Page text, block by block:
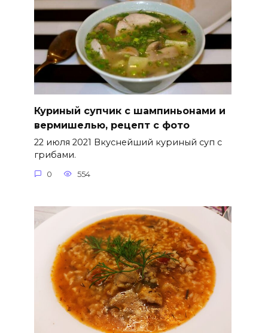
Куриный супчик с шампиньонами и
вермишелью, рецепт с фото
22 июля 2021 Вкуснейший куриный суп с
грибами.
0 554